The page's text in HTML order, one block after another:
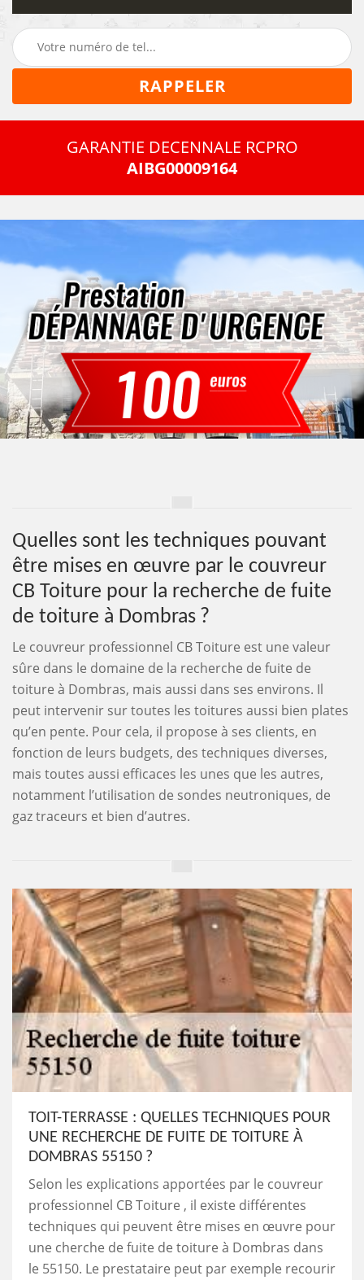
GARANTIE DECENNALE RCPRO
AIBG00009164
Quelles sont les techniques pouvant
être mises en œuvre par le couvreur
CB Toiture pour la recherche de fuite
de toiture à Dombras ?
Le couvreur professionnel CB Toiture est une valeur
sûre dans le domaine de la recherche de fuite de
toiture à Dombras, mais aussi dans ses environs. Il
peut intervenir sur toutes les toitures aussi bien plates
qu’en pente. Pour cela, il propose à ses clients, en
fonction de leurs budgets, des techniques diverses,
mais toutes aussi efficaces les unes que les autres,
notamment l’utilisation de sondes neutroniques, de
gaz traceurs et bien d’autres.
TOIT-TERRASSE : QUELLES TECHNIQUES POUR
UNE RECHERCHE DE FUITE DE TOITURE À
DOMBRAS 55150 ?
Selon les explications apportées par le couvreur
professionnel CB Toiture , il existe différentes
techniques qui peuvent être mises en œuvre pour
une cherche de fuite de toiture à Dombras dans
le 55150. Le prestataire peut par exemple recourir